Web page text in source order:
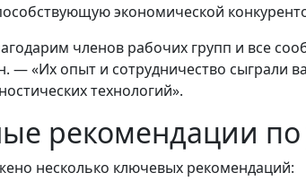
экономической
членов рабочих групп и все
— «Их опыт и сотрудничество сыграли
технологий».
рекомендации
несколько ключевых рекомендаций: